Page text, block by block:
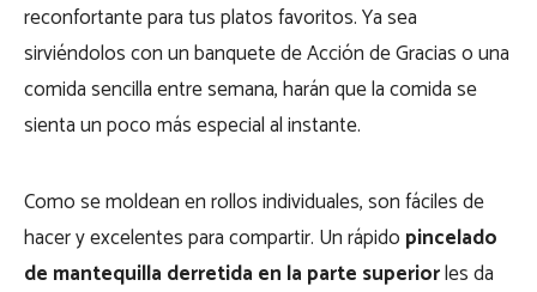
reconfortante para tus platos favoritos. Ya sea
sirviéndolos con un banquete de Acción de Gracias o una
comida sencilla entre semana, harán que la comida se
sienta un poco más especial al instante.
Como se moldean en rollos individuales, son fáciles de
hacer y excelentes para compartir. Un rápido pincelado
de mantequilla derretida en la parte superiorles da